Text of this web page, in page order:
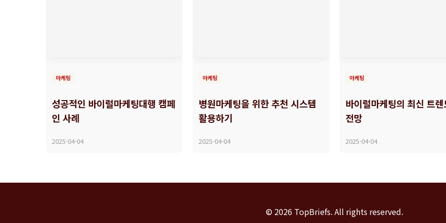
마케팅
성공적인 바이럴마케팅대행 캠페
인 사례
2025-04-04
마케팅
병원마케팅을 위한 추천 시스템
활용하기
2025-04-04
마케팅
바이럴마케팅의 최신 트
전망
2025-04-04
© 2026 TopBriefs. All rights reserved.